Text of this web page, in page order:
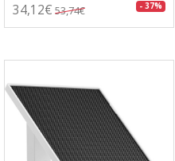
34,12€ 53,74€ - 37%